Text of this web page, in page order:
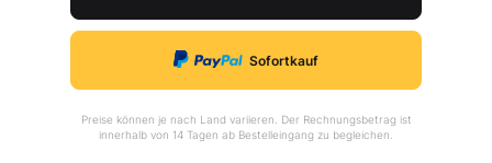
Sofortkauf
Preise können je nach Land variieren. Der Rechnungsbetrag ist
innerhalb von 14 Tagen ab Bestelleingang zu begleichen.